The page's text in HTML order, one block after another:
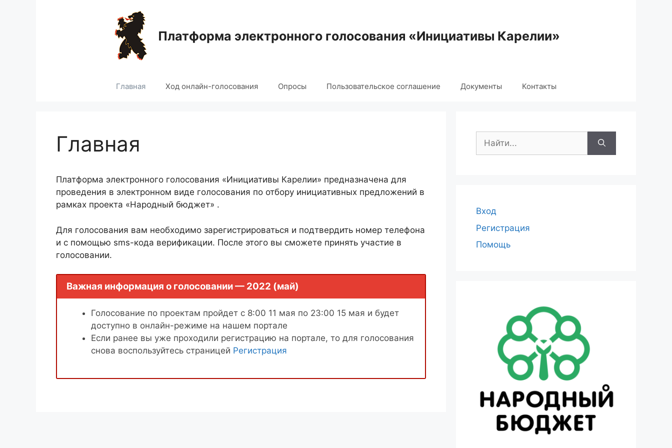
Платформа электронного голосования «Инициативы Карелии»
Главная Ход онлайн-голосования Опросы Пользовательское соглашение Документы Контакты
Главная
Платформа электронного голосования «Инициативы Карелии» предназначена для
проведения в электронном виде голосования по отбору инициативных предложений в
рамках проекта «Народный бюджет» .
Для голосования вам необходимо зарегистрироваться и подтвердить номер телефона
и с помощью sms-кода верификации. После этого вы сможете принять участие в
голосовании.
Важная информация о голосовании — 2022 (май)
Голосование по проектам пройдет с 8:00 11 мая по 23:00 15 мая и будет
доступно в онлайн-режиме на нашем портале
Если ранее вы уже проходили регистрацию на портале, то для голосования
снова воспользуйтесь страницей Регистрация
Поиск:
Вход
Регистрация
Помощь